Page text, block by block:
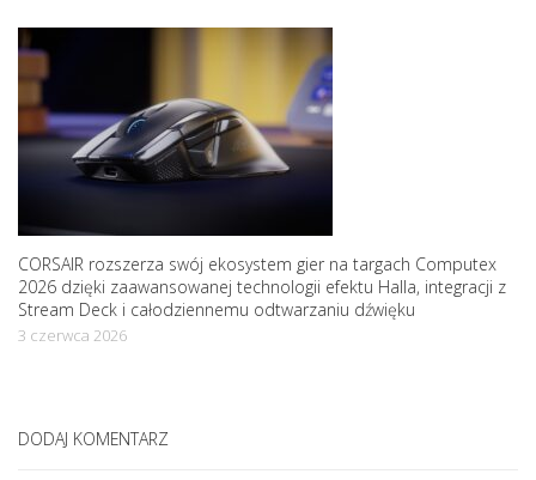
CORSAIR rozszerza swój ekosystem gier na targach Computex
2026 dzięki zaawansowanej technologii efektu Halla, integracji z
Stream Deck i całodziennemu odtwarzaniu dźwięku
3 czerwca 2026
DODAJ KOMENTARZ